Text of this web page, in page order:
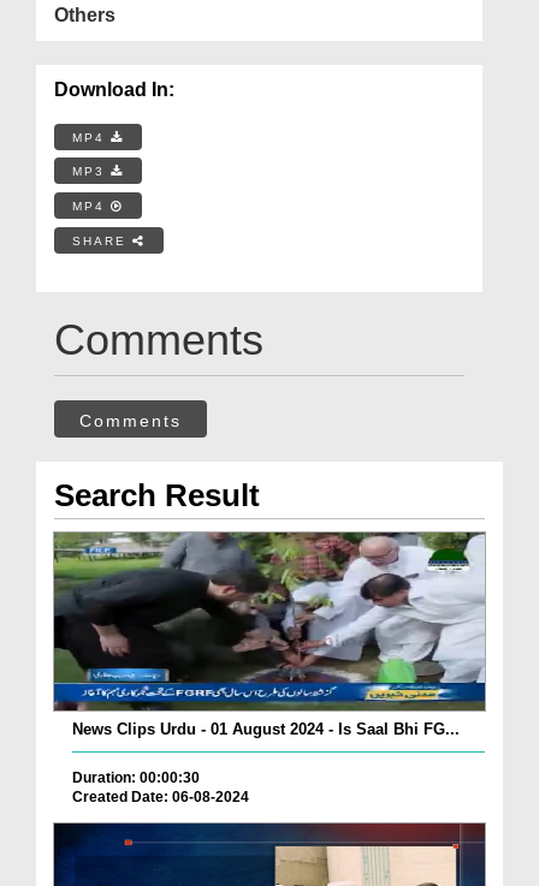
Others
Download In:
MP4
MP3
MP4
SHARE
Comments
Comments
Search Result
News Clips Urdu - 01 August 2024 - Is Saal Bhi FG...
Duration: 00:00:30
Created Date: 06-08-2024